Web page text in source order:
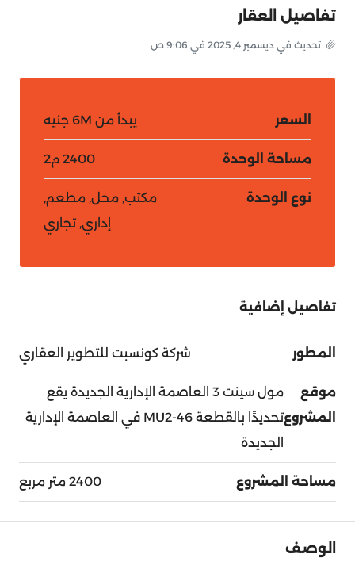
تفاصيل العقار
تحديث في ديسمبر 4, 2025 في 9:06 ص
السعر يبدأ من
مساحة الوحدة 2400 م2
نوع الوحدة
مكتب, محل, مطعم,
إداري, تجاري
تفاصيل إضافية
المطور شركة كونسبت للتطوير العقاري
موقع
المشروع
مول سينت 3 العاصمة الإدارية الجديدة يقع
تحديدًا بالقطعة MU2-46 في العاصمة الإدارية
الجديدة
مساحة المشروع 2400 متر مربع
الوصف